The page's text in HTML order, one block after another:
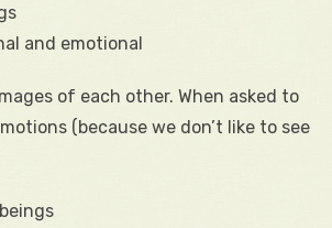
and emotional
of each other. When asked to
(because we don’t like to see